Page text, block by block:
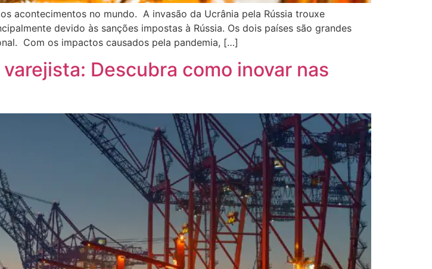
acontecimentos no mundo. A invasão da Ucrânia pela Rússia trouxe
devido às sanções impostas à Rússia. Os dois países são grandes
Com os impactos causados pela pandemia, […]
Descubra como inovar nas